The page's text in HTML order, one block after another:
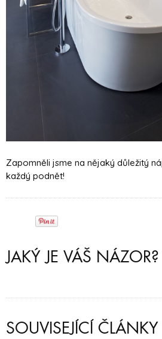
Zapomněli jsme na nějaký důležitý
každý podnět!
JAKÝ JE VÁŠ NÁZOR?
SOUVISEJÍCÍ ČLÁNKY